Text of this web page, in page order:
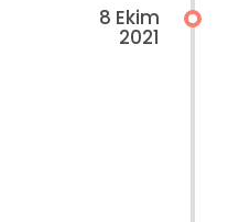
8 Ekim
2021